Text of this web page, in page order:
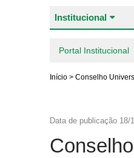
Institucional
Portal Institucional
Início > Conselho
Data de publicação 18/